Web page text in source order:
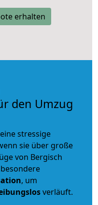
erhalten
den Umzug
stressige
sie über große
von Bergisch
, um
verläuft.